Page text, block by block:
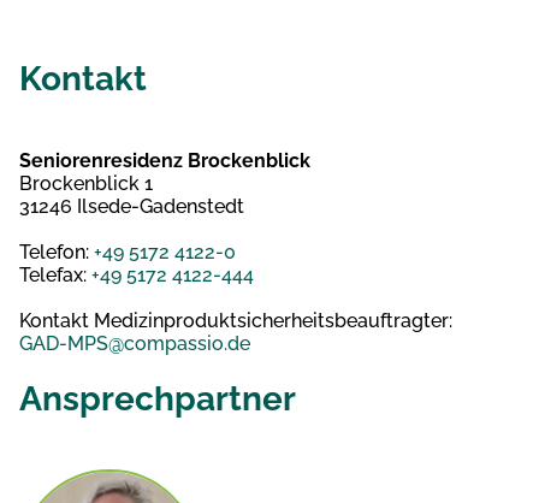
Kontakt
Seniorenresidenz Brockenblick
Brockenblick 1
31246 Ilsede-Gadenstedt
Telefon: +49 5172 4122-0
Telefax: +49 5172 4122-444
Kontakt Medizinproduktsicherheitsbeauftragter:
GAD-MPS@compassio.de
Ansprechpartner